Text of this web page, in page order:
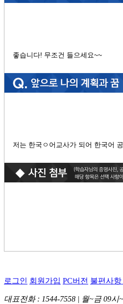
좋습니다! 무조건 들으세요~~
저는 한국ㅇ어교사가 되어 한국어
로그인 회원가입 PC버전 불편사항
대표전화 : 1544-7558 | 월~금 09시